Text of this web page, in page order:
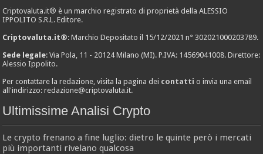
Criptovaluta.it® è un marchio registrato di proprietà della ALESSIO
IPPOLITO S.R.L. Editore.
Criptovaluta.it®: Marchio Depositato il 15/12/2021 n° 302021000203789.
Sede legale: Via Pola, 11 - 20124 Milano (MI). P.IVA: 14569041008. Direttore:
Alessio Ippolito.
Per contattare la redazione, visita la pagina dei contatti o invia una email
all'indirizzo:redazione@criptovaluta.it.
Ultimissime Analisi Crypto
Le crypto frenano a fine luglio: dietro le quinte però i mercati
più importanti rivelano qualcosa